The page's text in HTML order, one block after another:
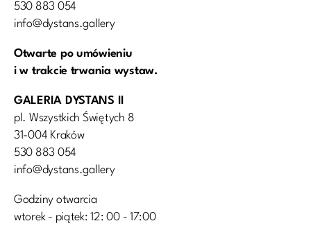
530 883 054
info@dystans.gallery
Otwarte po umówieniu
i w trakcie trwania wystaw.
GALERIA DYSTANS II
pl. Wszystkich Świętych 8
31-004 Kraków
530 883 054
info@dystans.gallery
Godziny otwarcia
wtorek - piątek: 12: 00 - 17:00